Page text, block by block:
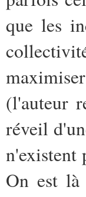
que les
(l'auteur
réveil
n'existent
On est